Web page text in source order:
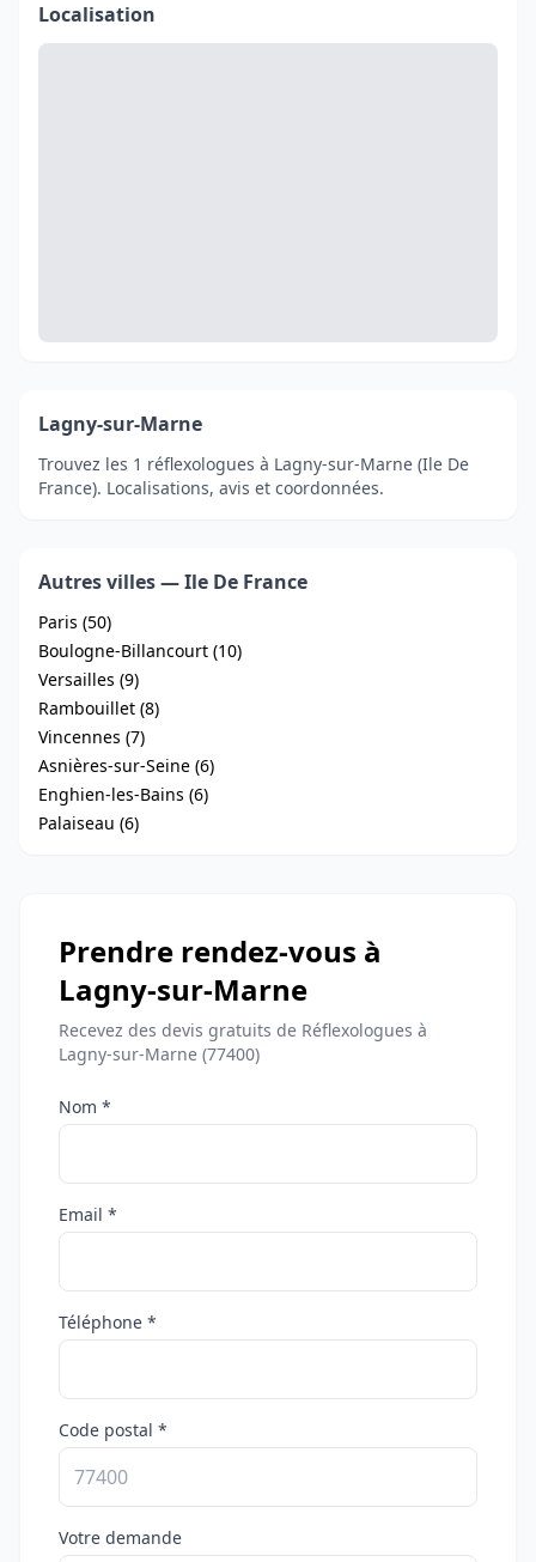
Localisation
Lagny-sur-Marne
Trouvez les 1 réflexologues à Lagny-sur-Marne (Ile De
France). Localisations, avis et coordonnées.
Autres villes — Ile De France
Paris (50)
Boulogne-Billancourt (10)
Versailles (9)
Rambouillet (8)
Vincennes (7)
Asnières-sur-Seine (6)
Enghien-les-Bains (6)
Palaiseau (6)
Prendre rendez-vous à
Lagny-sur-Marne
Recevez des devis gratuits de Réflexologues à
Lagny-sur-Marne (77400)
Nom *
Email *
Téléphone *
Code postal *
Votre demande